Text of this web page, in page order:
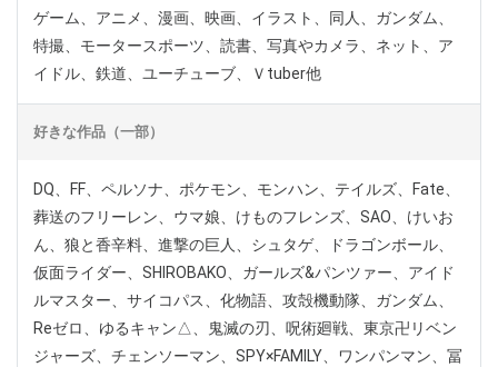
ゲーム、アニメ、漫画、映画、イラスト、同人、ガンダム、
特撮、モータースポーツ、読書、写真やカメラ、ネット、ア
イドル、鉄道、ユーチューブ、Ｖtuber他
好きな作品（一部）
DQ、FF、ペルソナ、ポケモン、モンハン、テイルズ、Fate、
葬送のフリーレン、ウマ娘、けものフレンズ、SAO、けいお
ん、狼と香辛料、進撃の巨人、シュタゲ、ドラゴンボール、
仮面ライダー、SHIROBAKO、ガールズ&パンツァー、アイド
ルマスター、サイコパス、化物語、攻殻機動隊、ガンダム、
Reゼロ、ゆるキャン△、鬼滅の刃、呪術廻戦、東京卍リベン
ジャーズ、チェンソーマン、SPY×FAMILY、ワンパンマン、冨